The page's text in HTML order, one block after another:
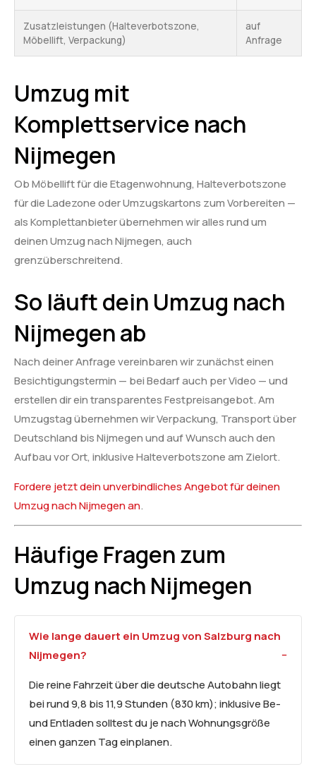
Zusatzleistungen (Halteverbotszone,
Möbellift, Verpackung)
auf
Anfrage
Umzug mit
Komplettservice nach
Nijmegen
Ob Möbellift für die Etagenwohnung, Halteverbotszone
für die Ladezone oder Umzugskartons zum Vorbereiten —
als Komplettanbieter übernehmen wir alles rund um
deinen Umzug nach Nijmegen, auch
grenzüberschreitend.
So läuft dein Umzug nach
Nijmegen ab
Nach deiner Anfrage vereinbaren wir zunächst einen
Besichtigungstermin — bei Bedarf auch per Video — und
erstellen dir ein transparentes Festpreisangebot. Am
Umzugstag übernehmen wir Verpackung, Transport über
Deutschland bis Nijmegen und auf Wunsch auch den
Aufbau vor Ort, inklusive Halteverbotszone am Zielort.
Fordere jetzt dein unverbindliches Angebot für deinen
Umzug nach Nijmegen an.
Häufige Fragen zum
Umzug nach Nijmegen
Wie lange dauert ein Umzug von Salzburg nach
Nijmegen?
Die reine Fahrzeit über die deutsche Autobahn liegt
bei rund 9,8 bis 11,9 Stunden (830 km); inklusive Be-
und Entladen solltest du je nach Wohnungsgröße
einen ganzen Tag einplanen.